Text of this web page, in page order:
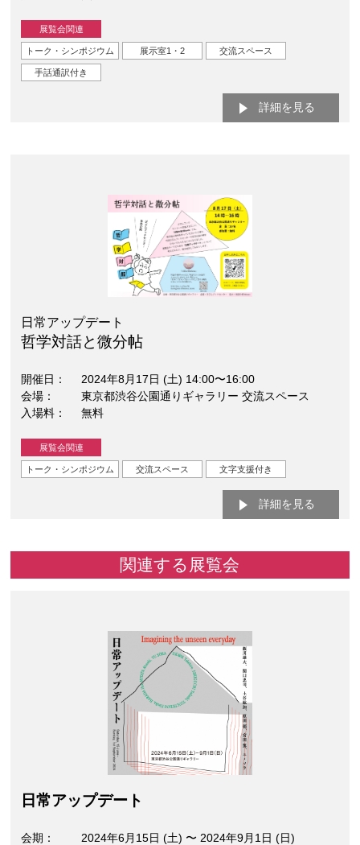
展覧会関連
トーク・シンポジウム 展示室1・2 交流スペース
手話通訳付き
詳細を見る
日常アップデート
哲学対話と微分帖
開催日
2024年8月17日 (土) 14:00〜16:00
会場
東京都渋谷公園通りギャラリー 交流スペース
入場料
無料
展覧会関連
トーク・シンポジウム 交流スペース 文字支援付き
詳細を見る
関連する展覧会
⽇常アップデート
会期 2024年6月15日 (土) 〜 2024年9月1日 (日)